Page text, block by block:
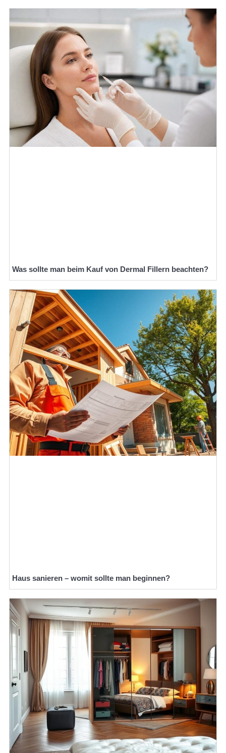
Was sollte man beim Kauf von Dermal Fillern beachten?
Haus sanieren – womit sollte man beginnen?